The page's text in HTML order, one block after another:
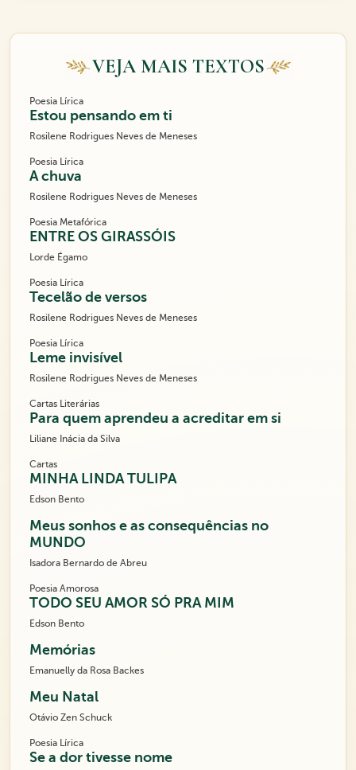
VEJA MAIS TEXTOS
Poesia Lírica
Estou pensando em ti
Rosilene Rodrigues Neves de Meneses
Poesia Lírica
A chuva
Rosilene Rodrigues Neves de Meneses
Poesia Metafórica
ENTRE OS GIRASSÓIS
Lorde Égamo
Poesia Lírica
Tecelão de versos
Rosilene Rodrigues Neves de Meneses
Poesia Lírica
Leme invisível
Rosilene Rodrigues Neves de Meneses
Cartas Literárias
Para quem aprendeu a acreditar em si
Liliane Inácia da Silva
Cartas
MINHA LINDA TULIPA
Edson Bento
Meus sonhos e as consequências no
MUNDO
Isadora Bernardo de Abreu
Poesia Amorosa
TODO SEU AMOR SÓ PRA MIM
Edson Bento
Memórias
Emanuelly da Rosa Backes
Meu Natal
Otávio Zen Schuck
Poesia Lírica
Se a dor tivesse nome